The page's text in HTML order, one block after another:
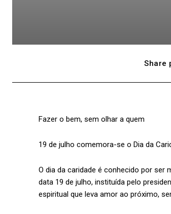
Share
Fazer o bem, sem olhar a quem
19 de julho comemora-se o Dia da
O dia da caridade é conhecido por ser
data 19 de julho, instituída pelo
espiritual que leva amor ao próximo,